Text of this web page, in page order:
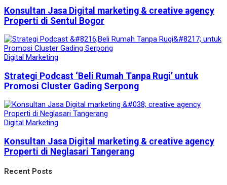
Konsultan Jasa Digital marketing & creative agency
Properti di Sentul Bogor
Digital Marketing
Strategi Podcast ‘Beli Rumah Tanpa Rugi’ untuk
Promosi Cluster Gading Serpong
Digital Marketing
Konsultan Jasa Digital marketing & creative agency
Properti di Neglasari Tangerang
Recent Posts